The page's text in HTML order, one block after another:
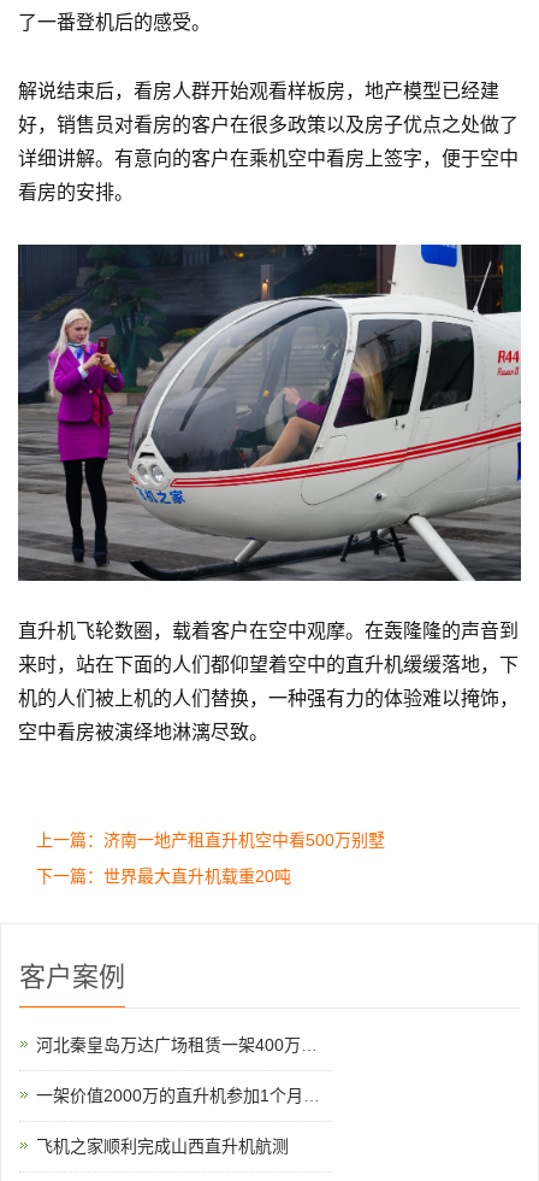
了一番登机后的感受。
解说结束后，看房人群开始观看样板房，地产模型已经建
好，销售员对看房的客户在很多政策以及房子优点之处做了
详细讲解。有意向的客户在乘机空中看房上签字，便于空中
看房的安排。
直升机飞轮数圈，载着客户在空中观摩。在轰隆隆的声音到
来时，站在下面的人们都仰望着空中的直升机缓缓落地，下
机的人们被上机的人们替换，一种强有力的体验难以掩饰，
空中看房被演绎地淋漓尽致。
上一篇：济南一地产租直升机空中看500万别墅
下一篇：世界最大直升机载重20吨
客户案例
飞机之家顺利完成山西直升机航测